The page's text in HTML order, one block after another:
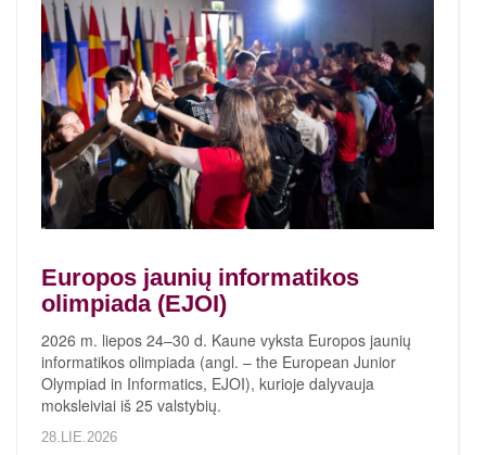
Europos jaunių informatikos
olimpiada (EJOI)
2026 m. liepos 24–30 d. Kaune vyksta Europos jaunių
informatikos olimpiada (angl. – the European Junior
Olympiad in Informatics, EJOI), kurioje dalyvauja
moksleiviai iš 25 valstybių.
28.LIE.2026